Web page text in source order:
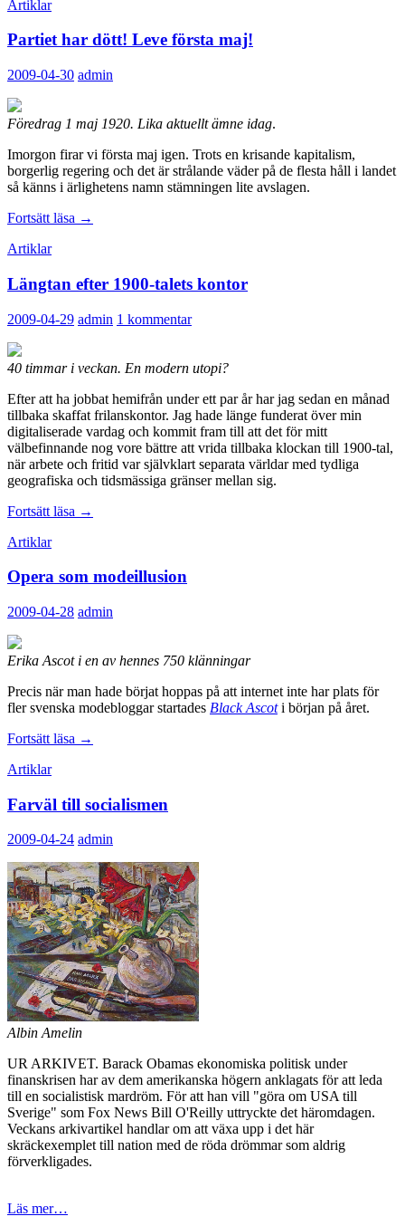
Artiklar
Partiet har dött! Leve första maj!
2009-04-30 admin
Föredrag 1 maj 1920. Lika aktuellt ämne idag.
Imorgon firar vi första maj igen. Trots en krisande kapitalism,
borgerlig regering och det är strålande väder på de flesta håll i landet
så känns i ärlighetens namn stämningen lite avslagen.
Fortsätt läsa Partiet
första
→
Artiklar
Längtan efter 1900-talets kontor
2009-04-29 admin 1 kommentar
40 timmar i veckan. En modern utopi?
Efter att ha jobbat hemifrån under ett par år har jag sedan en månad
tillbaka skaffat frilanskontor. Jag hade länge funderat över min
digitaliserade vardag och kommit fram till att det för mitt
välbefinnande nog vore bättre att vrida tillbaka klockan till 1900-tal,
när arbete och fritid var självklart separata världar med tydliga
geografiska och tidsmässiga gränser mellan sig.
Fortsätt läsa Längtan
kontor
→
Artiklar
Opera som modeillusion
2009-04-28 admin
Erika Ascot i en av hennes 750 klänningar
Precis när man hade börjat hoppas på att internet inte har plats för
fler svenska modebloggar startades Black Ascoti början på året.
Fortsätt läsa Opera
→
Artiklar
Farväl till socialismen
2009-04-24 admin
Albin Amelin
UR ARKIVET. Barack Obamas ekonomiska politisk under
finanskrisen har av dem amerikanska högern anklagats för att leda
till en socialistisk mardröm. För att han vill "göra om USA till
Sverige" som Fox News Bill O'Reilly uttryckte det häromdagen.
Veckans arkivartikel handlar om att växa upp i det här
skräckexemplet till nation med de röda drömmar som aldrig
förverkligades.
Läs mer…